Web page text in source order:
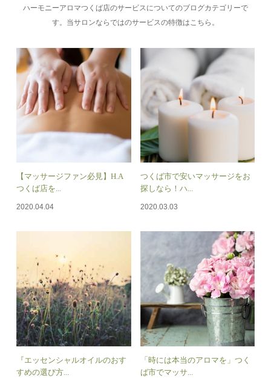
ハーモニーアロマつくば店のサービスについてのブログカテゴリーで
す。当サロンならではのサービスの特徴はこちら。
【マッサージファン必見】H.A
つくば店を...
2020.04.04
つくば市で安いマッサージをお
探しなら！ハ...
2020.03.03
『エッセンシャルオイルのおす
すめの選び方...
「時には本当のアロマを」つく
ば市でマッサ...